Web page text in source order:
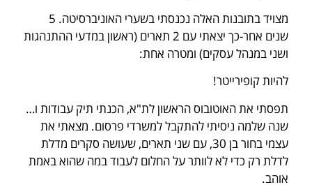
מצויד בתובנות האלה נכנסתי בשערי האוניברסיטה. 5
שנים אחר-כך יצאתי עם 2 תארים (ראשון במדעי ההתנהגות
ושני במנהל עסקים) ומטרה אחת:
להיות קופירייטר!
תפסתי את האוטובוס הראשון לת"א, הכנתי תיק עבודות ו…
שנה שלמה ניסיתי להתקבל למשרדי פרסום. מצאתי את
עצמי בחור בן 30, עם שני תארים, שעושה סקרים מדלת
לדלת רק כדי לא לוותר על החלום לעבוד במה שהוא באמת
אוהב.